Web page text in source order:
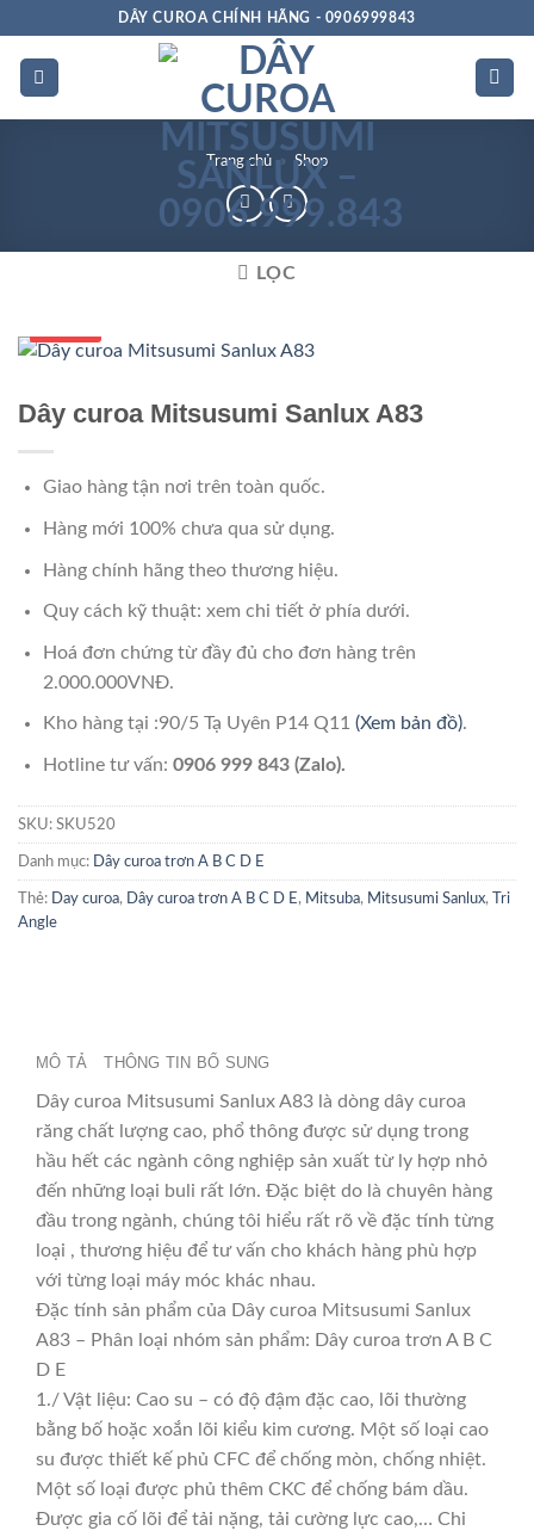
dung
DÂY CUROA CHÍNH HÃNG - 0906999843
Trang chủ » Shop
LỌC
Dây curoa Mitsusumi Sanlux A83
Giao hàng tận nơi trên toàn quốc.
Hàng mới 100% chưa qua sử dụng.
Hàng chính hãng theo thương hiệu.
Quy cách kỹ thuật: xem chi tiết ở phía dưới.
Hoá đơn chứng từ đầy đủ cho đơn hàng trên
2.000.000VNĐ.
Kho hàng tại :90/5 Tạ Uyên P14 Q11 (Xem bản đồ).
Hotline tư vấn: 0906 999 843 (Zalo).
SKU: SKU520
Danh mục: Dây curoa trơn A B C D E
Thẻ: Day curoa, Dây curoa trơn A B C D E , Mitsuba, Mitsusumi Sanlux,
Tri
Angle
MÔ TẢ THÔNG TIN BỔ SUNG
Dây curoa Mitsusumi Sanlux A83 là dòng dây curoa
răng chất lượng cao, phổ thông được sử dụng trong
hầu hết các ngành công nghiệp sản xuất từ ly hợp nhỏ
đến những loại buli rất lớn. Đặc biệt do là chuyên hàng
đầu trong ngành, chúng tôi hiểu rất rõ về đặc tính từng
loại , thương hiệu để tư vấn cho khách hàng phù hợp
với từng loại máy móc khác nhau.
Đặc tính sản phẩm của Dây curoa Mitsusumi Sanlux
A83 – Phân loại nhóm sản phẩm: Dây curoa trơn A B C
D E
1./ Vật liệu: Cao su – có độ đậm đặc cao, lõi thường
bằng bố hoặc xoắn lõi kiểu kim cương. Một số loại cao
su được thiết kế phủ CFC để chống mòn, chống nhiệt.
Một số loại được phủ thêm CKC để chống bám dầu.
Được gia cố lõi để tải nặng, tải cường lực cao,… Chi